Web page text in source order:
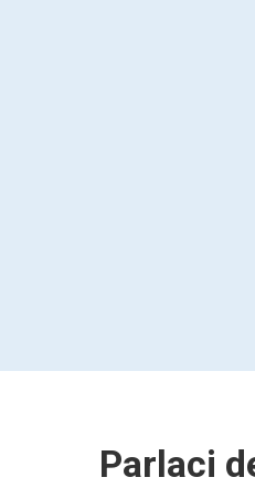
Parlaci